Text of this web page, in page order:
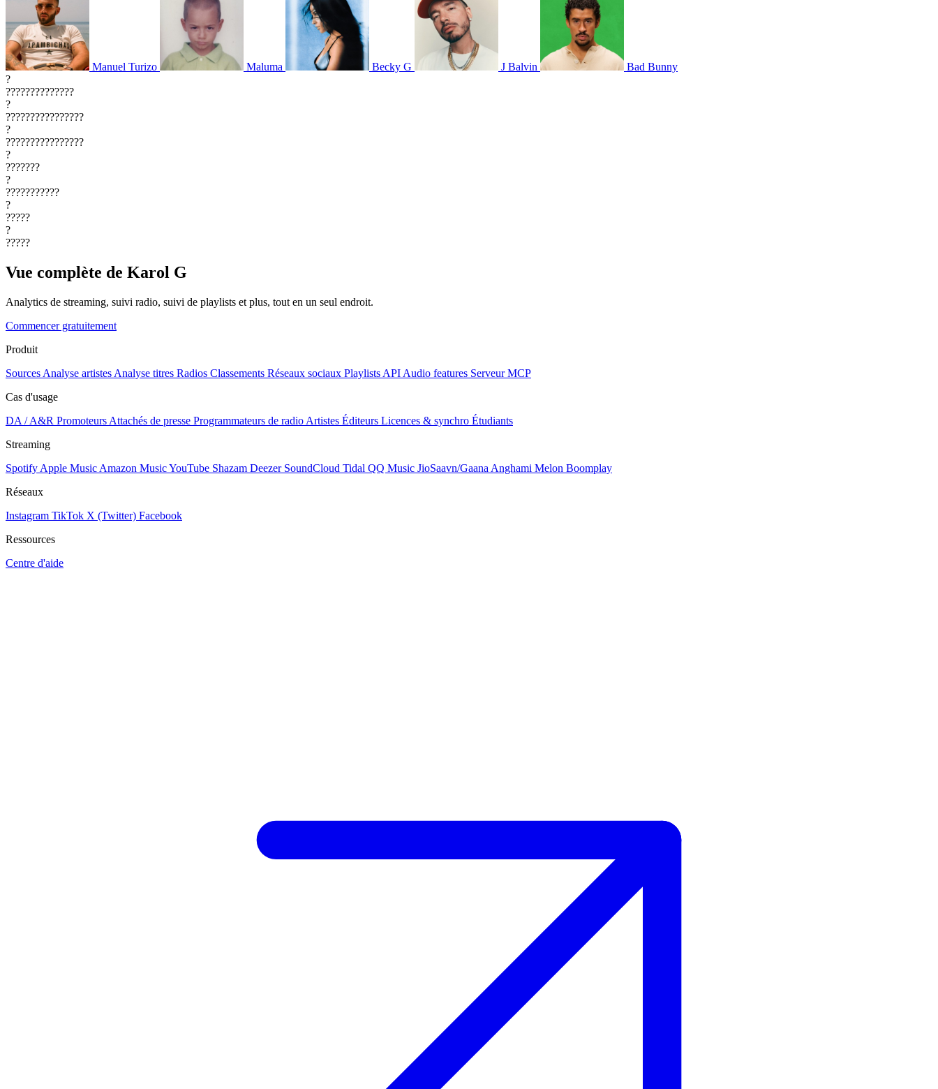
Manuel Turizo Maluma Becky G J Balvin
Bad Bunny
?
??????????????
?
????????????????
?
????????????????
?
???????
?
???????????
?
?????
?
?????
Vue complète de Karol G
Analytics de streaming, suivi radio, suivi de playlists et plus, tout en un seul endroit.
Commencer gratuitement
Produit
Sources Analyse artistes Analyse titres Radios Classements Réseaux sociaux Playlists API Audio features Serveur MCP
Cas d'usage
DA / A&R Promoteurs Attachés de presse Programmateurs de radio Artistes Éditeurs Licences & synchro Étudiants
Streaming
Spotify Apple Music Amazon MusicYouTube Shazam Deezer SoundCloud Tidal QQ Music JioSaavn/Gaana Anghami Melon Boomplay
Réseaux
Instagram TikTok X (Twitter) Facebook
Ressources
Centre d'aide